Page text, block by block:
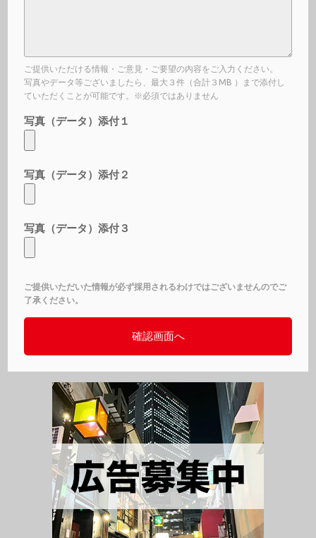
ご提供いただける情報・ご意見・ご要望の内容をご入力ください。
写真やデータ等ございましたら、最大３件（合計３MB ）まで添付し
ていただくことが可能です。※必須ではありません
写真（データ）添付１
写真（データ）添付２
写真（データ）添付３
ご提供いただいた情報が必ず採用されるわけではございませんのでご
了承ください。